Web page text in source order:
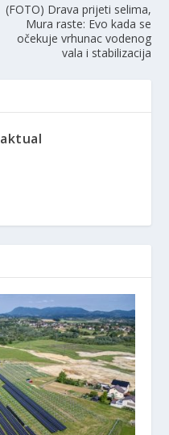
(FOTO) Drava prijeti selima,
Mura raste: Evo kada se
očekuje vrhunac vodenog
vala i stabilizacija
aktual